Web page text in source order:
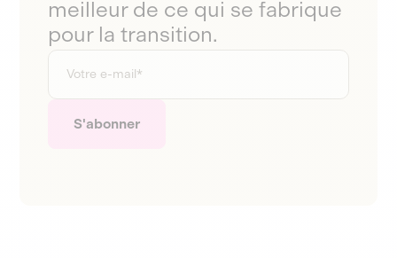
meilleur de ce qui se fabrique
pour la transition.